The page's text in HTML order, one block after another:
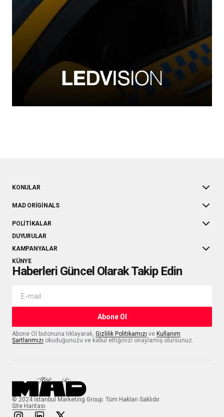
KONULAR
MAD ORIGINALS
POLITIKALAR
DUYURULAR
KAMPANYALAR
KÜNYE
Haberleri Güncel Olarak Takip Edin
Abone Ol
Abone Ol butonuna tıklayarak, Gizlilik Politikamızı ve Kullanım
Şartlarımızı okuduğunuzu ve kabul ettiğinizi onaylamış olursunuz.
© 2024 İstanbul Marketing Group. Tüm Hakları Saklıdır.
Site Haritası